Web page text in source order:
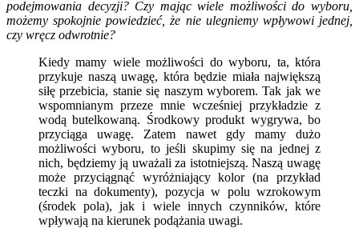
podejmowania decyzji? Czy mając wiele możliwości do wyboru,
możemy spokojnie powiedzieć, że nie ulegniemy wpływowi jednej,
czy wręcz odwrotnie?
Kiedy mamy wiele możliwości do wyboru, ta, która
przykuje naszą uwagę, która będzie miała największą
siłę przebicia, stanie się naszym wyborem. Tak jak we
wspomnianym przeze mnie wcześniej przykładzie z
wodą butelkowaną. Środkowy produkt wygrywa, bo
przyciąga uwagę. Zatem nawet gdy mamy dużo
możliwości wyboru, to jeśli skupimy się na jednej z
nich, będziemy ją uważali za istotniejszą. Naszą uwagę
może przyciągnąć wyróżniający kolor (na przykład
teczki na dokumenty), pozycja w polu wzrokowym
(środek pola), jak i wiele innych czynników, które
wpływają na kierunek podążania uwagi.